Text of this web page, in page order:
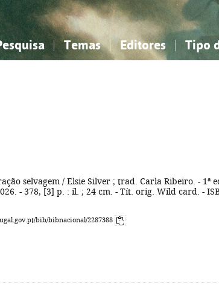
Temas Editores Tipo
selvagem / Elsie Silver ; trad. Carla Ribeiro. - 1ª
- 378, [3] p. : il. ; 24 cm. - Tít. orig. Wild card. -
bib/bibnacional/2287388